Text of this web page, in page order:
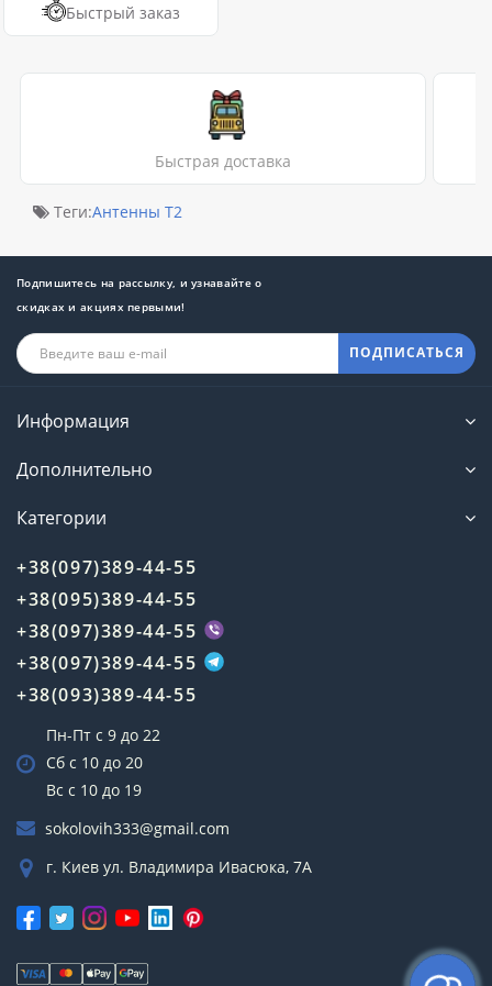
Быстрый заказ
Быстрая доставка
Теги:Антенны Т2
Подпишитесь на рассылку, и узнавайте о
скидках и акциях первыми!
ПОДПИСАТЬСЯ
Информация
Дополнительно
Категории
+38(097)389-44-55
+38(095)389-44-55
+38(097)389-44-55
+38(097)389-44-55
+38(093)389-44-55
Пн-Пт с 9 до 22
Сб с 10 до 20
Вс с 10 до 19
sokolovih333@gmail.com
г. Киев ул. Владимира Ивасюка, 7А